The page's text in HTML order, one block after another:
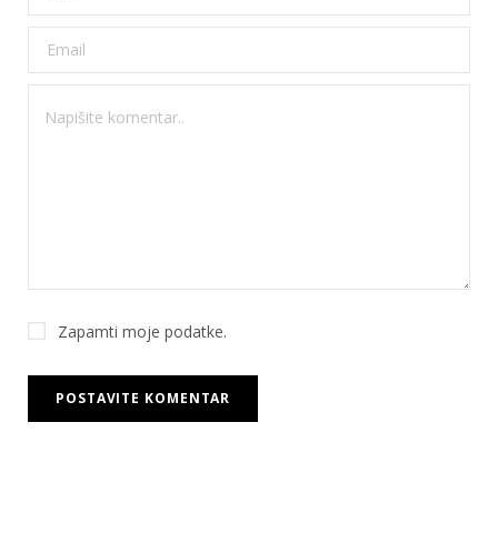
Zapamti moje podatke.